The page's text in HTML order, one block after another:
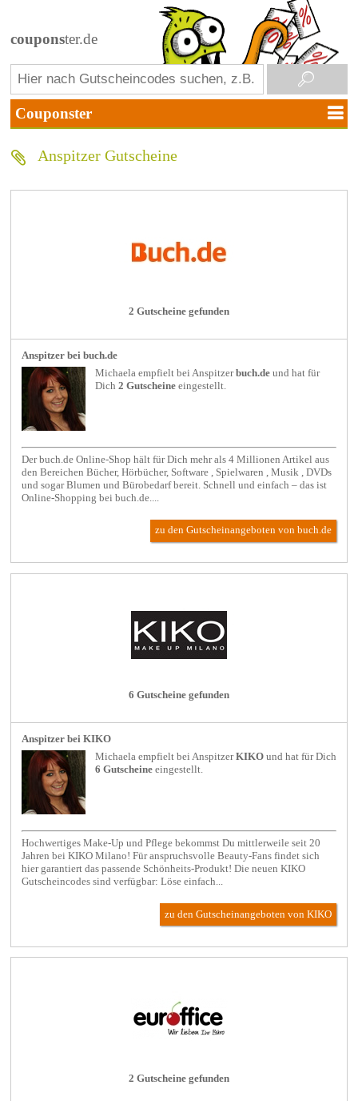
couponster.de
Anspitzer Gutscheine
2 Gutscheine gefunden
Anspitzer bei buch.de
Michaela empfielt beiAnspitzer buch.de und hat für
Dich2 Gutscheine eingestellt.
Der buch.de Online-Shop hält für Dich mehr als 4 Millionen Artikel aus
den Bereichen Bücher, Hörbücher, Software , Spielwaren , Musik , DVDs
und sogar Blumen und Bürobedarf bereit. Schnell und einfach – das ist
Online-Shopping bei buch.de....
zu den Gutscheinangeboten von buch.de
6 Gutscheine gefunden
Anspitzer bei KIKO
Michaela empfielt beiAnspitzer KIKO und hat für Dich
6 Gutscheine eingestellt.
Hochwertiges Make-Up und Pflege bekommst Du mittlerweile seit 20
Jahren bei KIKO Milano! Für anspruchsvolle Beauty-Fans findet sich
hier garantiert das passende Schönheits-Produkt! Die neuen KIKO
Gutscheincodes sind verfügbar: Löse einfach...
zu den Gutscheinangeboten von KIKO
2 Gutscheine gefunden